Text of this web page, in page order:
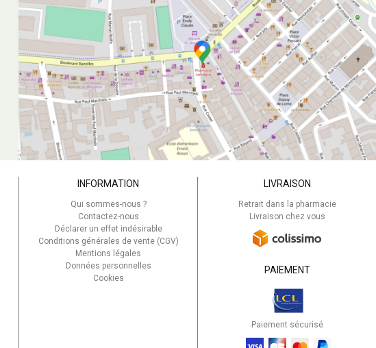
INFORMATION
Qui sommes-nous ?
Contactez-nous
Déclarer un effet indésirable
Conditions générales de vente (CGV)
Mentions légales
Données personnelles
Cookies
LIVRAISON
Retrait dans la pharmacie
Livraison chez vous
PAIEMENT
Paiement sécurisé